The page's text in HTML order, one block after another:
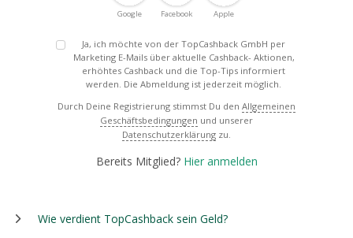
Google Facebook Apple
Ja, ich möchte von der TopCashback GmbH per
Marketing E-Mails über aktuelle Cashback- Aktionen,
erhöhtes Cashback und die Top-Tips informiert
werden. Die Abmeldung ist jederzeit möglich.
Durch Deine Registrierung stimmst Du den Allgemeinen
Geschäftsbedingungen und unserer
Datenschutzerklärung zu.
Bereits Mitglied? Hier anmelden
Wie verdient TopCashback sein Geld?